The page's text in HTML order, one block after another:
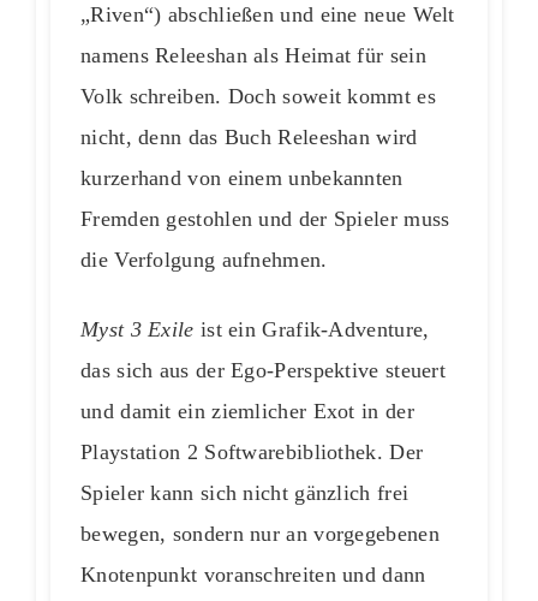
„Riven“) abschließen und eine neue Welt
namens Releeshan als Heimat für sein
Volk schreiben. Doch soweit kommt es
nicht, denn das Buch Releeshan wird
kurzerhand von einem unbekannten
Fremden gestohlen und der Spieler muss
die Verfolgung aufnehmen.
Myst 3 Exile ist ein Grafik-Adventure,
das sich aus der Ego-Perspektive steuert
und damit ein ziemlicher Exot in der
Playstation 2 Softwarebibliothek. Der
Spieler kann sich nicht gänzlich frei
bewegen, sondern nur an vorgegebenen
Knotenpunkt voranschreiten und dann